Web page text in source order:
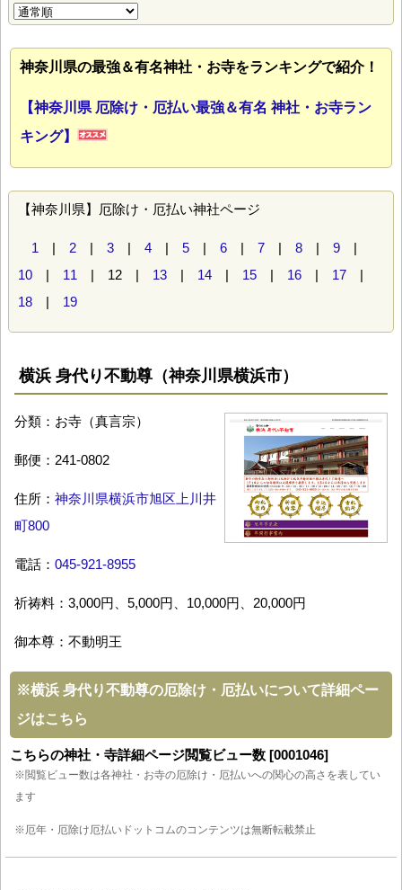
神奈川県の最強＆有名神社・お寺をランキングで紹介！
【神奈川県 厄除け・厄払い最強＆有名 神社・お寺ラン
キング】
【神奈川県】厄除け・厄払い神社ページ
1 | 2 | 3 | 4 | 5 | 6 | 7 | 8 | 9 |
10 | 11 | 12 | 13 | 14 | 15 | 16 | 17 |
18 | 19
横浜 身代り不動尊（神奈川県横浜市）
分類：お寺（真言宗）
郵便：241-0802
住所： 神奈川県横浜市旭区上川井
町800
電話： 045-921-8955
祈祷料：3,000円、5,000円、10,000円、20,000円
御本尊：不動明王
※横浜 身代り不動尊の厄除け・厄払いについて詳細ペー
ジはこちら
こちらの神社・寺詳細ページ閲覧ビュー数 [0001046]
※閲覧ビュー数は各神社・お寺の厄除け・厄払いへの関心の高さを表してい
ます
※厄年・厄除け厄払いドットコムのコンテンツは無断転載禁止